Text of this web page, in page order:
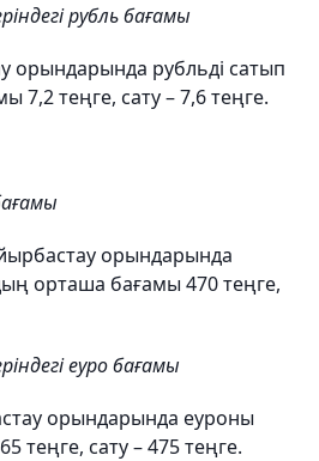
рубль бағамы
орындарында рубльді сатып
7,2 теңге, сату – 7,6 теңге.
орындарында
орташа бағамы 470 теңге,
еуро бағамы
орындарында еуроны
теңге, сату – 475 теңге.